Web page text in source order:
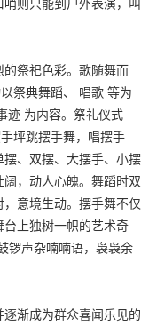
祭祀色彩。歌随舞而
祭典舞蹈、 唱歌 等为
迹 为内容。祭礼仪式
坪跳摆手舞，唱摆手
、双摆、大摆手、小摆
，动人心魄。舞蹈时双
意境生动。摆手舞不仅
上独树一帜的艺术奇
锣声杂喃喃语，袅袅余
渐成为群众喜闻乐见的